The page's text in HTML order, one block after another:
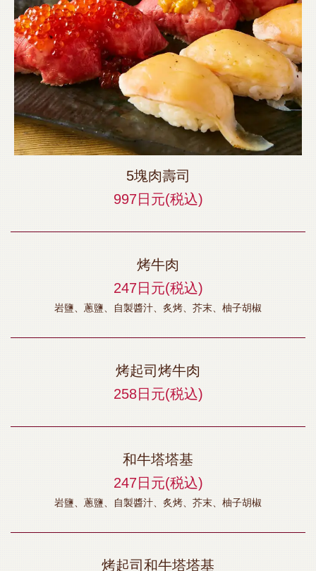
5塊肉壽司
997日元(税込)
烤牛肉
247日元(税込)
岩鹽、蔥鹽、自製醬汁、炙烤、芥末、柚子胡椒
烤起司烤牛肉
258日元(税込)
和牛塔塔基
247日元(税込)
岩鹽、蔥鹽、自製醬汁、炙烤、芥末、柚子胡椒
烤起司和牛塔塔基